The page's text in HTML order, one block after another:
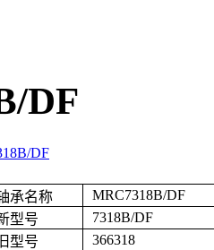
DF
DF
承名称
MRC7318B/DF
型号
7318B/DF
旧型号
366318